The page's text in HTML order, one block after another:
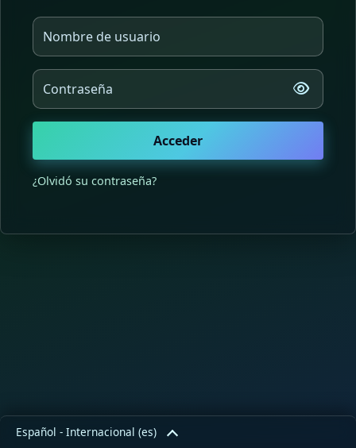
Nombre de usuario
Contraseña
Acceder
¿Olvidó su contraseña?
Español - Internacional ‎(es)‎